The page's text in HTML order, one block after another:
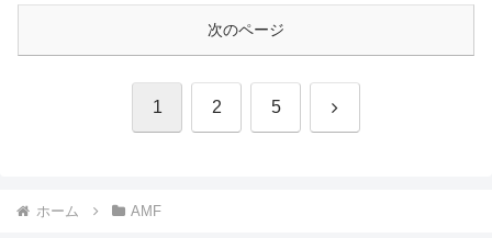
次のページ
1 2 5 次
ホーム AMF